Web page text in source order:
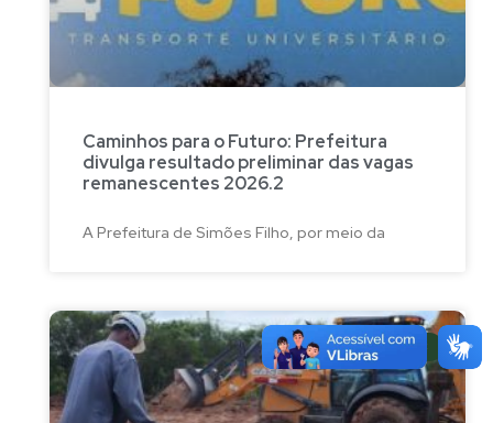
Caminhos para o Futuro: Prefeitura
divulga resultado preliminar das vagas
remanescentes 2026.2
A Prefeitura de Simões Filho, por meio da
NOTÍCIAS